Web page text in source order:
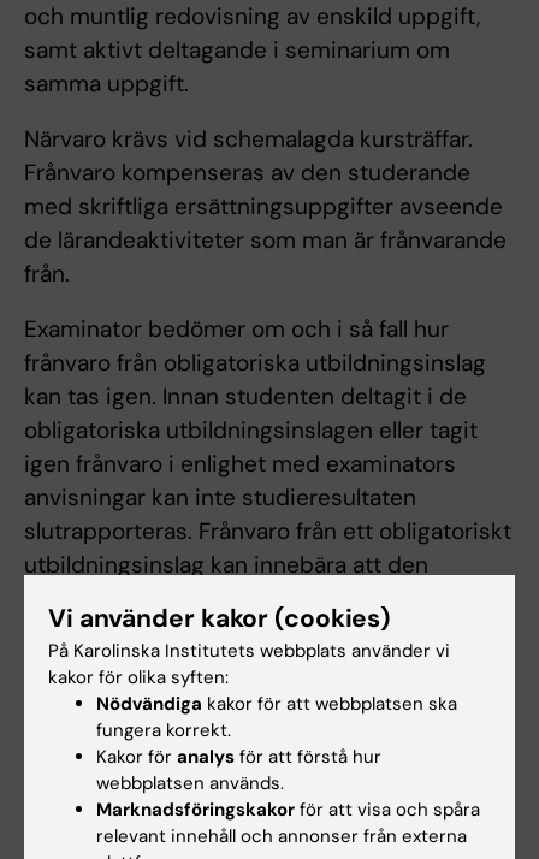
och muntlig redovisning av enskild uppgift,
samt aktivt deltagande i seminarium om
samma uppgift.
Närvaro krävs vid schemalagda kursträffar.
Frånvaro kompenseras av den studerande
med skriftliga ersättningsuppgifter avseende
de lärandeaktiviteter som man är frånvarande
från.
Examinator bedömer om och i så fall hur
frånvaro från obligatoriska utbildningsinslag
kan tas igen. Innan studenten deltagit i de
obligatoriska utbildningsinslagen eller tagit
igen frånvaro i enlighet med examinators
anvisningar kan inte studieresultaten
slutrapporteras. Frånvaro från ett obligatoriskt
utbildningsinslag kan innebära att den
studerande inte kan ta igen tillfället förrän
nästa gång kursen ges.
Student som ej är godkänd efter ordinarie
seminarium kan göra kompletteringar på de
enskilda skriftliga inlämningsuppgifterna vid
ytterligare fem inlämningstillfällen.
Student som ej är godkänd vid ordinarie
Vi använder kakor (cookies)
På Karolinska Institutets webbplats använder vi
kakor för olika syften:
Nödvändiga kakor för att webbplatsen ska
fungera korrekt.
Kakor för analys för att förstå hur
webbplatsen används.
Marknadsföringskakor för att visa och spåra
relevant innehåll och annonser från externa